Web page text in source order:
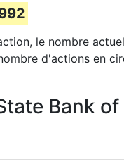
le nombre
d'actions en
Bank